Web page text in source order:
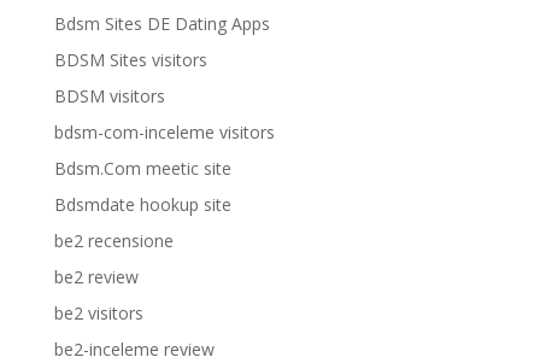
Bdsm Sites DE Dating Apps
BDSM Sites visitors
BDSM visitors
bdsm-com-inceleme visitors
Bdsm.Com meetic site
Bdsmdate hookup site
be2 recensione
be2 review
be2 visitors
be2-inceleme review